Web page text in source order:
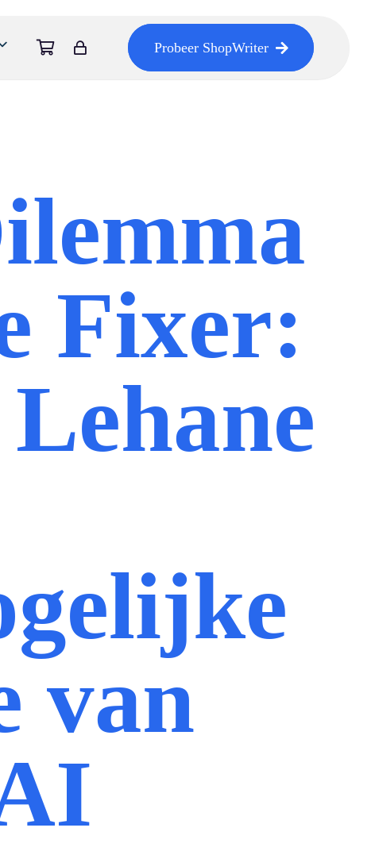
Probeer ShopWriter
Fixer:
van